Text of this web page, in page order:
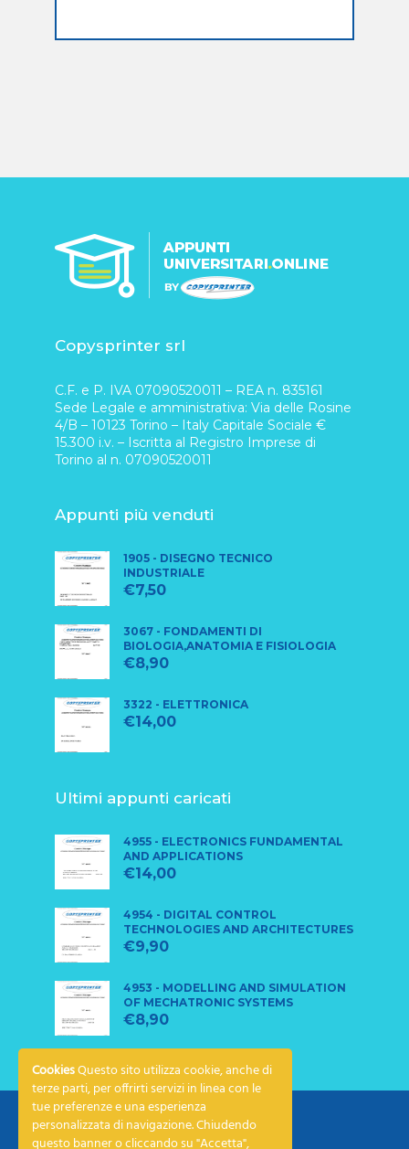
Copysprinter srl
C.F. e P. IVA 07090520011 – REA n. 835161
Sede Legale e amministrativa: Via delle Rosine
4/B – 10123 Torino – Italy Capitale Sociale €
15.300 i.v. – Iscritta al Registro Imprese di
Torino al n. 07090520011
Appunti più venduti
1905 - DISEGNO TECNICO
INDUSTRIALE
€7,50
3067 - FONDAMENTI DI
BIOLOGIA,ANATOMIA E FISIOLOGIA
€8,90
3322 - ELETTRONICA
€14,00
Ultimi appunti caricati
4955 - ELECTRONICS FUNDAMENTAL
AND APPLICATIONS
€14,00
4954 - DIGITAL CONTROL
TECHNOLOGIES AND ARCHITECTURES
€9,90
4953 - MODELLING AND SIMULATION
OF MECHATRONIC SYSTEMS
€8,90
CookiesQuesto sito utilizza cookie, anche di
terze parti, per offrirti servizi in linea con le
tue preferenze e una esperienza
personalizzata di navigazione. Chiudendo
questo banner o cliccando su "Accetta",